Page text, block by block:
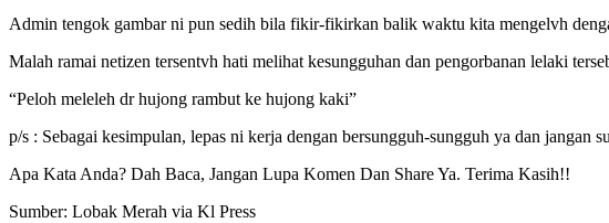
Admin tengok gambar ni pun sedih bila fikir-fikirkan balik waktu kita mengelvh
Malah ramai netizen tersentvh hati melihat kesungguhan dan pengorbanan lelaki
“Peloh meleleh dr hujong rambut ke hujong kaki”
p/s : Sebagai kesimpulan, lepas ni kerja dengan bersungguh-sungguh ya dan jangan
Apa Kata Anda? Dah Baca, Jangan Lupa Komen Dan Share Ya. Terima Kasih!!
Sumber: Lobak Merah via Kl Press